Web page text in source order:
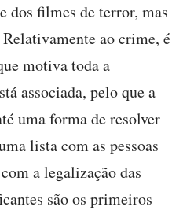
dos filmes de terror, mas
ao crime, é
motiva toda a
associada, pelo que a
uma forma de resolver
lista com as pessoas
a legalização das
são os primeiros